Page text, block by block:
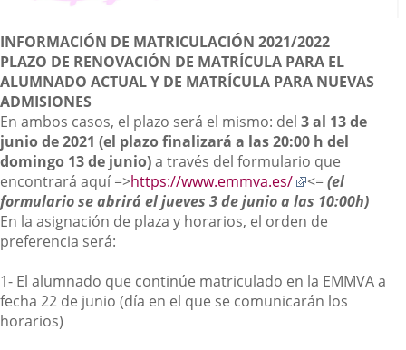
Descripción
INFORMACIÓN DE MATRICULACIÓN 2021/2022
PLAZO DE RENOVACIÓN DE MATRÍCULA PARA EL
ALUMNADO ACTUAL Y DE MATRÍCULA PARA NUEVAS
ADMISIONES
En ambos casos, el plazo será el mismo: del 3 al 13 de
junio de 2021 (el plazo finalizará a las 20:00 h del
domingo 13 de junio)a través del formulario que
encontrará aquí =>https://www.emmva.es/
Enlace
a
una
<=(el
formulario se abrirá el jueves 3 de junio a las 10:00h)
En la asignación de plaza y horarios, el orden de
preferencia será:
1- El alumnado que continúe matriculado en la EMMVA a
fecha 22 de junio (día en el que se comunicarán los
horarios)